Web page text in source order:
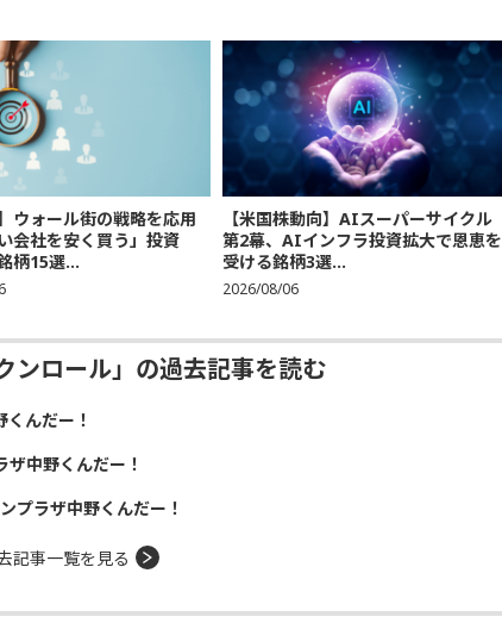
ウォール街の戦略を応用
会社を安く買う」投資
柄15選...
【米国株動向】AIスーパーサイクル
第2幕、AIインフラ投資拡大で恩恵を
受ける銘柄3選...
2026/08/06
ンロール」の過去記事を読む
んだー！
中野くんだー！
プラザ中野くんだー！
記事一覧を見る